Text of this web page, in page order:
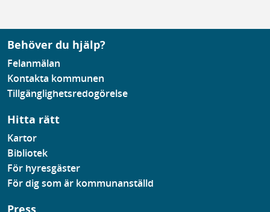
Behöver du hjälp?
Felanmälan
Kontakta kommunen
Tillgänglighetsredogörelse
Hitta rätt
Kartor
Bibliotek
För hyresgäster
För dig som är kommunanställd
Press